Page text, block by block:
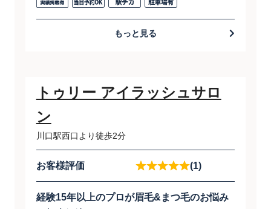
もっと見る
トゥリー アイラッシュサロ
ン
川口駅西口より徒歩2分
お客様評価 (1)
経験15年以上のプロが眉毛&まつ毛のお悩み